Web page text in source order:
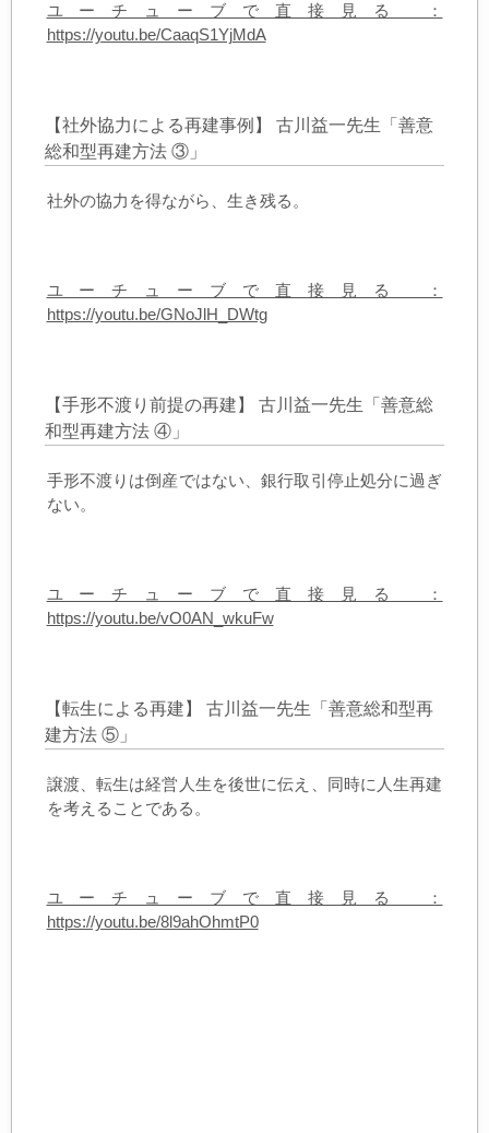
ユーチューブで直接見る ：
https://youtu.be/CaaqS1YjMdA
【社外協力による再建事例】 古川益一先生「善意
総和型再建方法 ③」
社外の協力を得ながら、生き残る。
ユーチューブで直接見る ：
https://youtu.be/GNoJlH_DWtg
【手形不渡り前提の再建】 古川益一先生「善意総
和型再建方法 ④」
手形不渡りは倒産ではない、銀行取引停止処分に過ぎ
ない。
ユーチューブで直接見る ：
https://youtu.be/vO0AN_wkuFw
【転生による再建】 古川益一先生「善意総和型再
建方法 ⑤」
譲渡、転生は経営人生を後世に伝え、同時に人生再建
を考えることである。
ユーチューブで直接見る ：
https://youtu.be/8l9ahOhmtP0